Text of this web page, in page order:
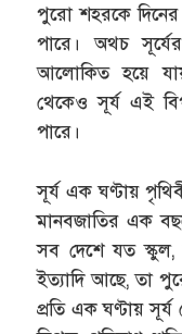
পুরো শহরকে
পারে। অথচ
আলোকিত হয়ে
থেকেও সূর্য এই
পারে।
সূর্য এক ঘণ্টায়
মানবজাতির এক
সব দেশে যত স্কুল,
ইত্যাদি আছে, তা
প্রতি এক ঘণ্টায়